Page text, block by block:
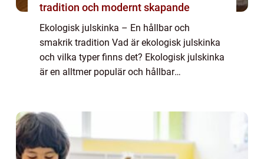
tradition och modernt skapande
Ekologisk julskinka – En hållbar och
smakrik tradition Vad är ekologisk julskinka
och vilka typer finns det? Ekologisk julskinka
är en alltmer populär och hållbar
inne...